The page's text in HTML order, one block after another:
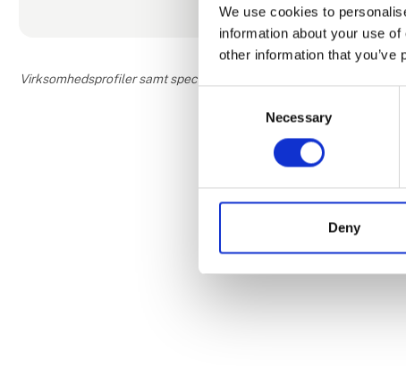
We use cookies to
information about your use
other information that
Necessary
Deny
Virksomhedsprofiler samt speciale- og interesseområder er